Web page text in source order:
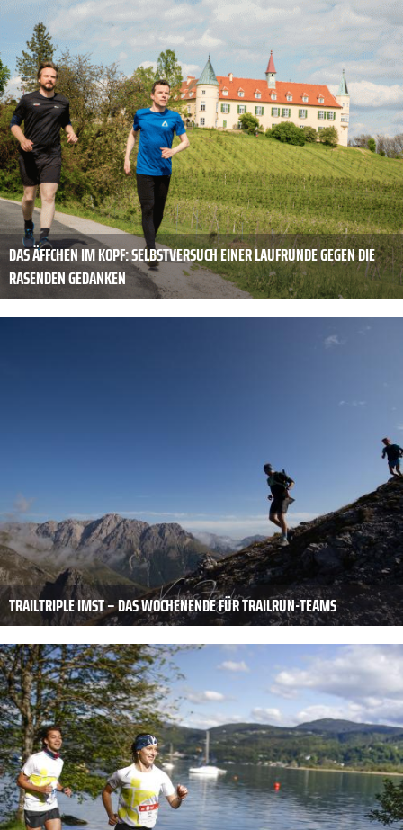
DAS ÄFFCHEN IM KOPF: SELBSTVERSUCH EINER LAUFRUNDE GEGEN DIE
RASENDEN GEDANKEN
TRAILTRIPLE IMST – DAS WOCHENENDE FÜR TRAILRUN-TEAMS